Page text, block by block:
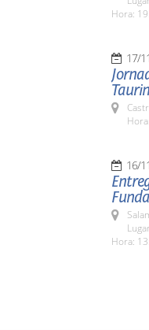
Hora:
17/
16/
Hora: